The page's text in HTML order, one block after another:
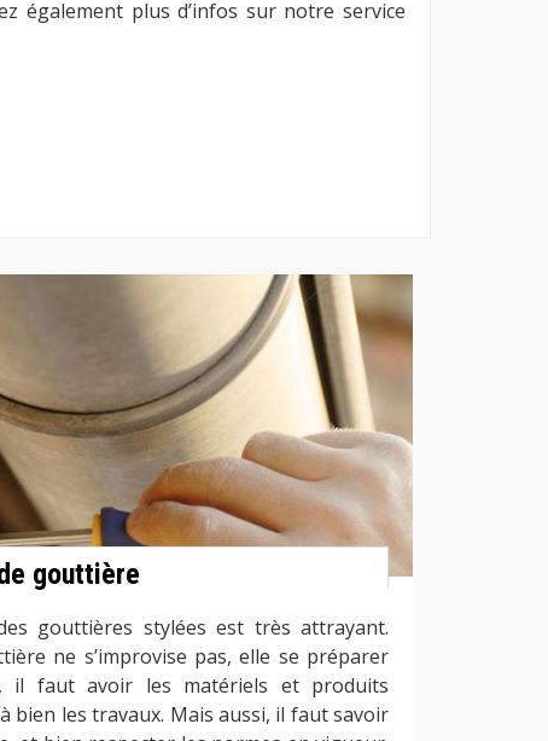
également plus d’infos sur notre service
gouttière
gouttières stylées est très attrayant.
ne s’improvise pas, elle se préparer
il faut avoir les matériels et produits
bien les travaux. Mais aussi, il faut savoir